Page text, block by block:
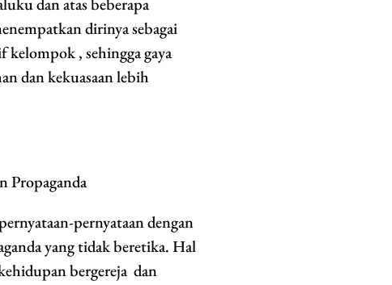
dirinya sebagai
, sehingga gaya
dan kekuasaan lebih
Propaganda
pernyataan dengan
yang tidak beretika. Hal
bergereja dan